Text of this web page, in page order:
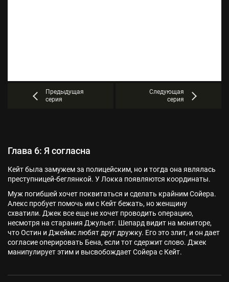
Предыдущая
серия
Следующая
серия
Глава 6: Я согласна
Кейт была замужем за полицейским, но и тогда она являлась
преступницей-беглянкой. У Локка появляются координаты.
Муж погибшей хочет поквитаться и сделать крайним Сойера.
Алекс пробует помочь им с Кейт бежать, но женщину
схватили. Джек все еще не хочет проводить операцию,
несмотря на старания Джульет. Шепард видит на мониторе,
что Остин и Джеймс любят друг дружку. Его это злит, и он дает
согласие оперировать Бена, если тот сдержит слово. Джек
манипулирует этим и высвобождает Сойера с Кейт.